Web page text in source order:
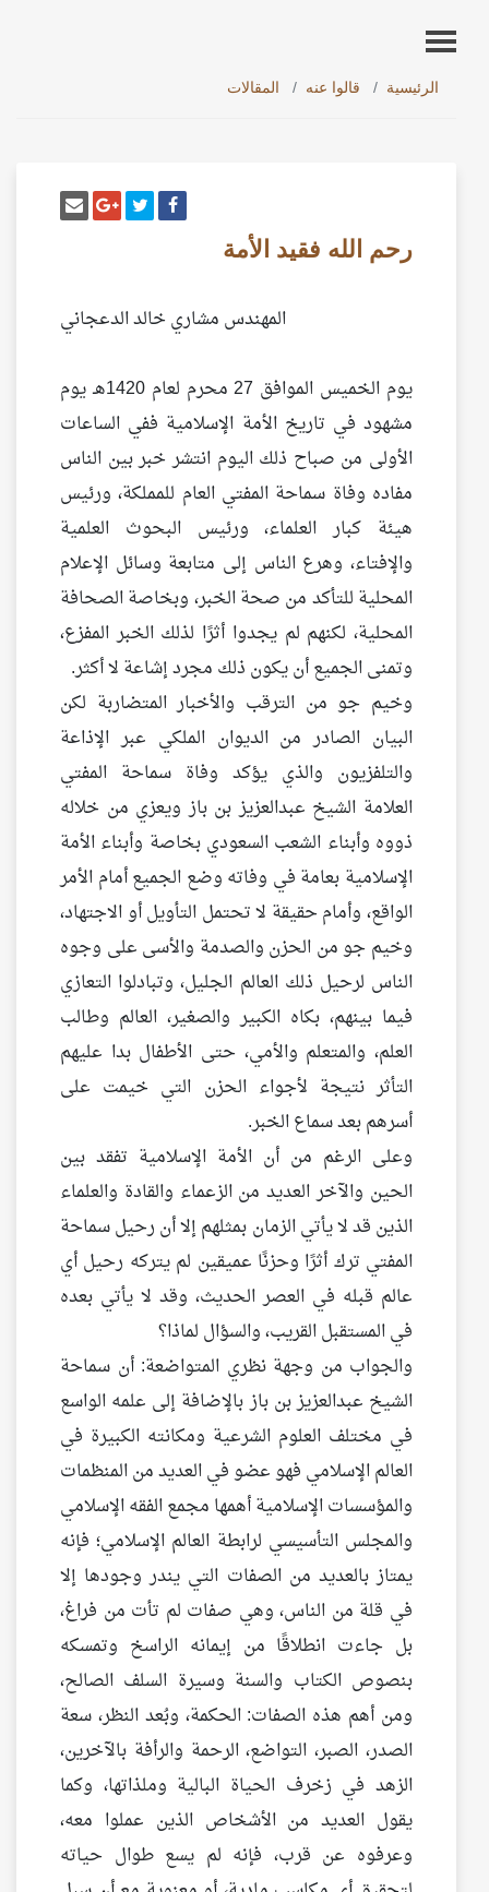
الرئيسية قالوا عنه المقالات
شارك على فيسبوك
أنشر تغريدةشارك على
رحم الله فقيد الأمة
المهندس مشاري خالد الدعجاني
يوم الخميس الموافق 27 محرم لعام 1420هـ يوم
مشهود في تاريخ الأمة الإسلامية ففي الساعات
الأولى من صباح ذلك اليوم انتشر خبر بين الناس
مفاده وفاة سماحة المفتي العام للمملكة، ورئيس
هيئة كبار العلماء، ورئيس البحوث العلمية
والإفتاء، وهرع الناس إلى متابعة وسائل الإعلام
المحلية للتأكد من صحة الخبر، وبخاصة الصحافة
المحلية، لكنهم لم يجدوا أثرًا لذلك الخبر المفزع،
وتمنى الجميع أن يكون ذلك مجرد إشاعة لا أكثر.
وخيم جو من الترقب والأخبار المتضاربة لكن
البيان الصادر من الديوان الملكي عبر الإذاعة
والتلفزيون والذي يؤكد وفاة سماحة المفتي
العلامة الشيخ عبدالعزيز بن باز ويعزي من خلاله
ذووه وأبناء الشعب السعودي بخاصة وأبناء الأمة
الإسلامية بعامة في وفاته وضع الجميع أمام الأمر
الواقع، وأمام حقيقة لا تحتمل التأويل أو الاجتهاد،
وخيم جو من الحزن والصدمة والأسى على وجوه
الناس لرحيل ذلك العالم الجليل، وتبادلوا التعازي
فيما بينهم، بكاه الكبير والصغير، العالم وطالب
العلم، والمتعلم والأمي، حتى الأطفال بدا عليهم
التأثر نتيجة لأجواء الحزن التي خيمت على
أسرهم بعد سماع الخبر.
وعلى الرغم من أن الأمة الإسلامية تفقد بين
الحين والآخر العديد من الزعماء والقادة والعلماء
الذين قد لا يأتي الزمان بمثلهم إلا أن رحيل سماحة
المفتي ترك أثرًا وحزنًا عميقين لم يتركه رحيل أي
عالم قبله في العصر الحديث، وقد لا يأتي بعده
في المستقبل القريب، والسؤال لماذا؟
والجواب من وجهة نظري المتواضعة: أن سماحة
الشيخ عبدالعزيز بن باز بالإضافة إلى علمه الواسع
في مختلف العلوم الشرعية ومكانته الكبيرة في
العالم الإسلامي فهو عضو في العديد من المنظمات
والمؤسسات الإسلامية أهمها مجمع الفقه الإسلامي
والمجلس التأسيسي لرابطة العالم الإسلامي؛ فإنه
يمتاز بالعديد من الصفات التي يندر وجودها إلا
في قلة من الناس، وهي صفات لم تأت من فراغ،
بل جاءت انطلاقًا من إيمانه الراسخ وتمسكه
بنصوص الكتاب والسنة وسيرة السلف الصالح،
ومن أهم هذه الصفات: الحكمة، وبُعد النظر، سعة
الصدر، الصبر، التواضع، الرحمة والرأفة بالآخرين،
الزهد في زخرف الحياة البالية وملذاتها، وكما
يقول العديد من الأشخاص الذين عملوا معه،
وعرفوه عن قرب، فإنه لم يسع طوال حياته